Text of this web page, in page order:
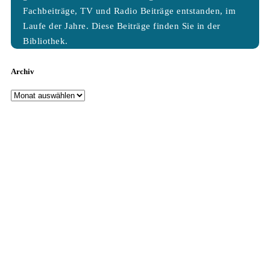
Fachbeiträge, TV und Radio Beiträge entstanden, im
Laufe der Jahre. Diese Beiträge finden Sie in der
Bibliothek.
Archiv
Archiv